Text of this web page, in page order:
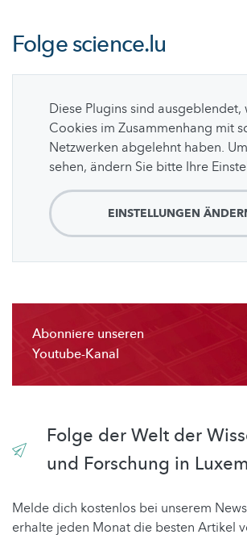
Folgescience.lu
Diese Plugins sind ausgeblendet,
Cookies im Zusammenhang mit
Netzwerken abgelehnt haben.
sehen, ändern Sie bitte Ihre
EINSTELLUNGEN
Abonniere unseren
Youtube-Kanal
Folge der Welt der
und Forschung in
Melde dich kostenlos bei unserem
erhalte jeden Monat die besten Artikel